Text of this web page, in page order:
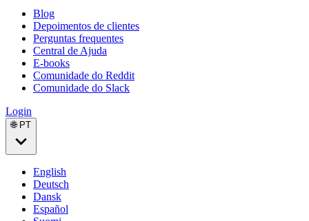
Blog
Depoimentos de clientes
Perguntas frequentes
Central de Ajuda
E-books
Comunidade do Reddit
Comunidade do Slack
Login
🌐 PT
English
Deutsch
Dansk
Español